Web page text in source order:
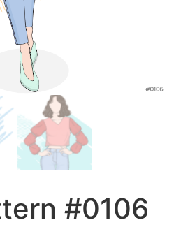
#0106